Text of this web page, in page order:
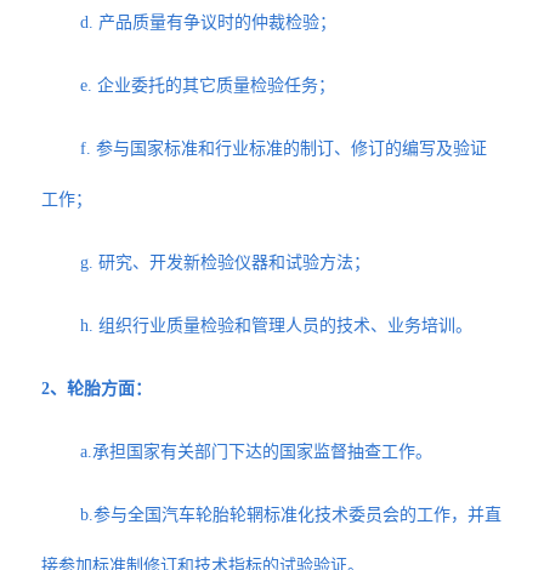
d. 产品质量有争议时的仲裁检验；
e. 企业委托的其它质量检验任务；
f. 参与国家标准和行业标准的制订、修订的编写及验证
工作；
g. 研究、开发新检验仪器和试验方法；
h. 组织行业质量检验和管理人员的技术、业务培训。
2、轮胎方面：
a.承担国家有关部门下达的国家监督抽查工作。
b.参与全国汽车轮胎轮辋标准化技术委员会的工作，并直
接参加标准制修订和技术指标的试验验证。